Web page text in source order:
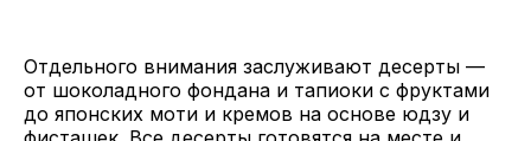
Отдельного внимания заслуживают десерты —
от шоколадного фондана и тапиоки с фруктами
до японских моти и кремов на основе юдзу и